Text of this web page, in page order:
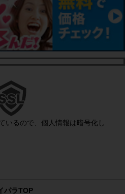
いるので、個人情報は暗号化し
パラTOP